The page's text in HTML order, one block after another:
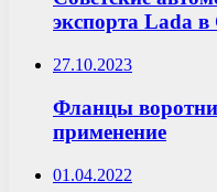
экспорта Lada
27.10.2023
Фланцы
применение
01.04.2022